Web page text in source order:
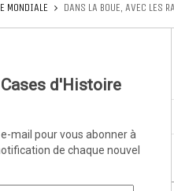
MONDIALE DANS LA BOUE, AVEC LES
d'Histoire
mail pour vous abonner à
de chaque nouvel